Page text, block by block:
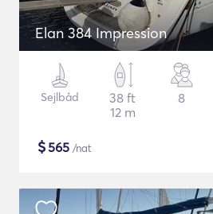
Elan 384 Impression
Sejlbåd
38 ft
12 m
8
$565 /nat